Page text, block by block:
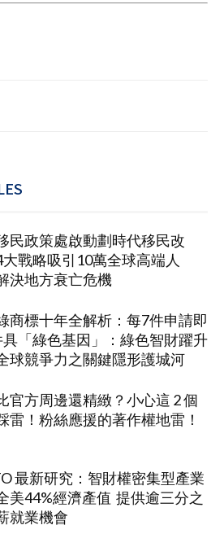
民政策處啟動劃時代移民改
戰略吸引10萬全球高端人
決地方衰亡危機
商標十年全解析：每7件申請即
「綠色基因」：綠色智財躍升
球競爭力之關鍵隱形護城河
官方周邊還精緻？小心這 2 個
雷！粉絲應援的著作權地雷！
最新研究：智財權密集型產業
美44%經濟產值 提供逾三分之
就業機會